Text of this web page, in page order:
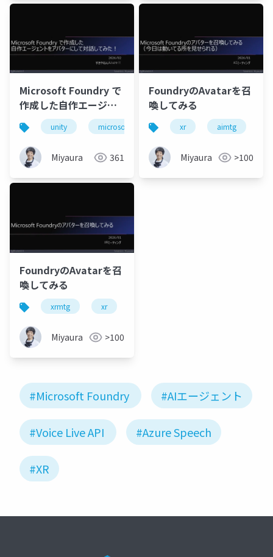
Microsoft Foundry で
作成した自作エージェ
ントをアバターにして
対話してみた！
unity microsoftfoundry azure
Miyaura 361
FoundryのAvatarを召
喚してみる
xr aimtg
Miyaura >100
FoundryのAvatarを召
喚してみる
xrmtg xr
Miyaura >100
#Microsoft Foundry #AIエージェント
#Voice Live API #Azure Speech
#XR